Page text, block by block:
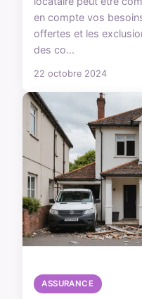
en compte vos
offertes et les
des co...
22 octobre 2024
ASSURANCE